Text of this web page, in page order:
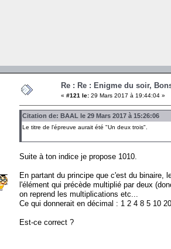
Re : Re : Enigme du soir,
« #121 le: 29 Mars 2017 à 19:44:04 »
Citation de: BAAL le 29 Mars 2017 à 15:26:06
Le titre de l'épreuve aurait été "Un deux trois".
Suite à ton indice je propose 1010.
En partant du principe que c'est du binaire,
l'élément qui précède multiplié par deux
on reprend les multiplications etc...
Ce qui donnerait en décimal : 1 2 4 8 5 10
Est-ce correct ?